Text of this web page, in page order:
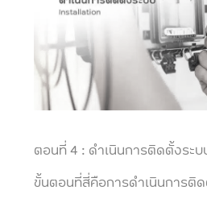
ตอนที่ 4 : ดำเนินการติดตั้งระ
ขั้นตอนที่สี่คือการดำเนินการติ